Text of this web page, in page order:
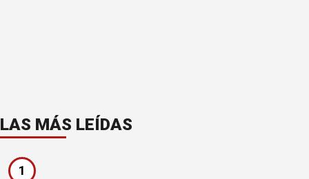
LAS MÁS LEÍDAS
1